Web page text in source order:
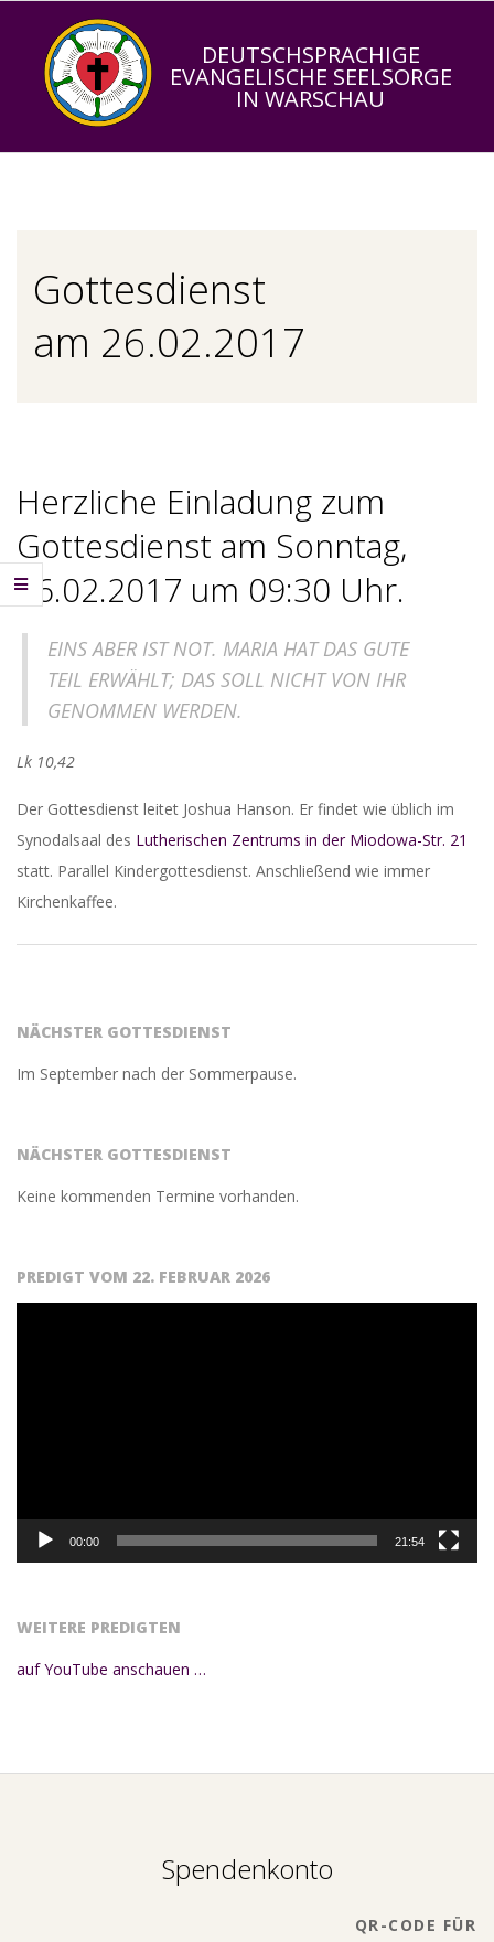
content
DEUTSCHSPRACHIGE
EVANGELISCHE SEELSORGE
IN WARSCHAU
Gottesdienst
am 26.02.2017
Herzliche Einladung zum
Gottesdienst am Sonntag,
26.02.2017 um 09:30 Uhr.
EINS ABER IST NOT. MARIA HAT DAS GUTE
TEIL ERWÄHLT; DAS SOLL NICHT VON IHR
GENOMMEN WERDEN.
Lk 10,42
Der Gottesdienst leitet Joshua Hanson. Er findet wie üblich im
Synodalsaal des Lutherischen Zentrums in der Miodowa-Str. 21
statt. Parallel Kindergottesdienst. Anschließend wie immer
Kirchenkaffee.
23
NÄCHSTER GOTTESDIENST
Im September nach der Sommerpause.
NÄCHSTER GOTTESDIENST
Keine kommenden Termine vorhanden.
PREDIGT VOM 22. FEBRUAR 2026
00:00 21:54
WEITERE PREDIGTEN
auf YouTube anschauen …
Spendenkonto
QR-CODE FÜR